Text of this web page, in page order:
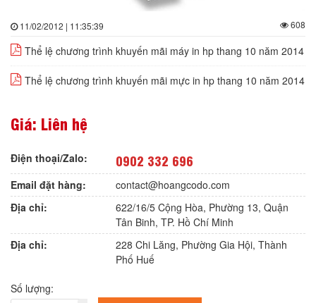
11/02/2012 | 11:35:39 608
Thể lệ chương trình khuyến mãi máy in hp thang 10 năm 2014
Thể lệ chương trình khuyến mãi mực in hp thang 10 năm 2014
Giá: Liên hệ
Điện thoại/Zalo: 0902 332 696
Email đặt hàng:
contact@hoangcodo.com
Địa chỉ:
622/16/5 Cộng Hòa, Phường 13, Quận
Tân Binh, TP. Hồ Chí Minh
Địa chỉ:
228 Chi Lăng, Phường Gia Hội, Thành
Phố Huế
Số lượng: